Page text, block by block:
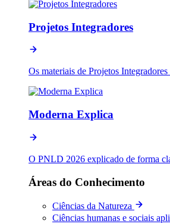
Projetos Integradores
Os materiais de Projetos
Moderna Explica
O PNLD 2026 explicado de forma
Áreas do Conhecimento
Ciências da Natureza
Ciências humanas e sociais